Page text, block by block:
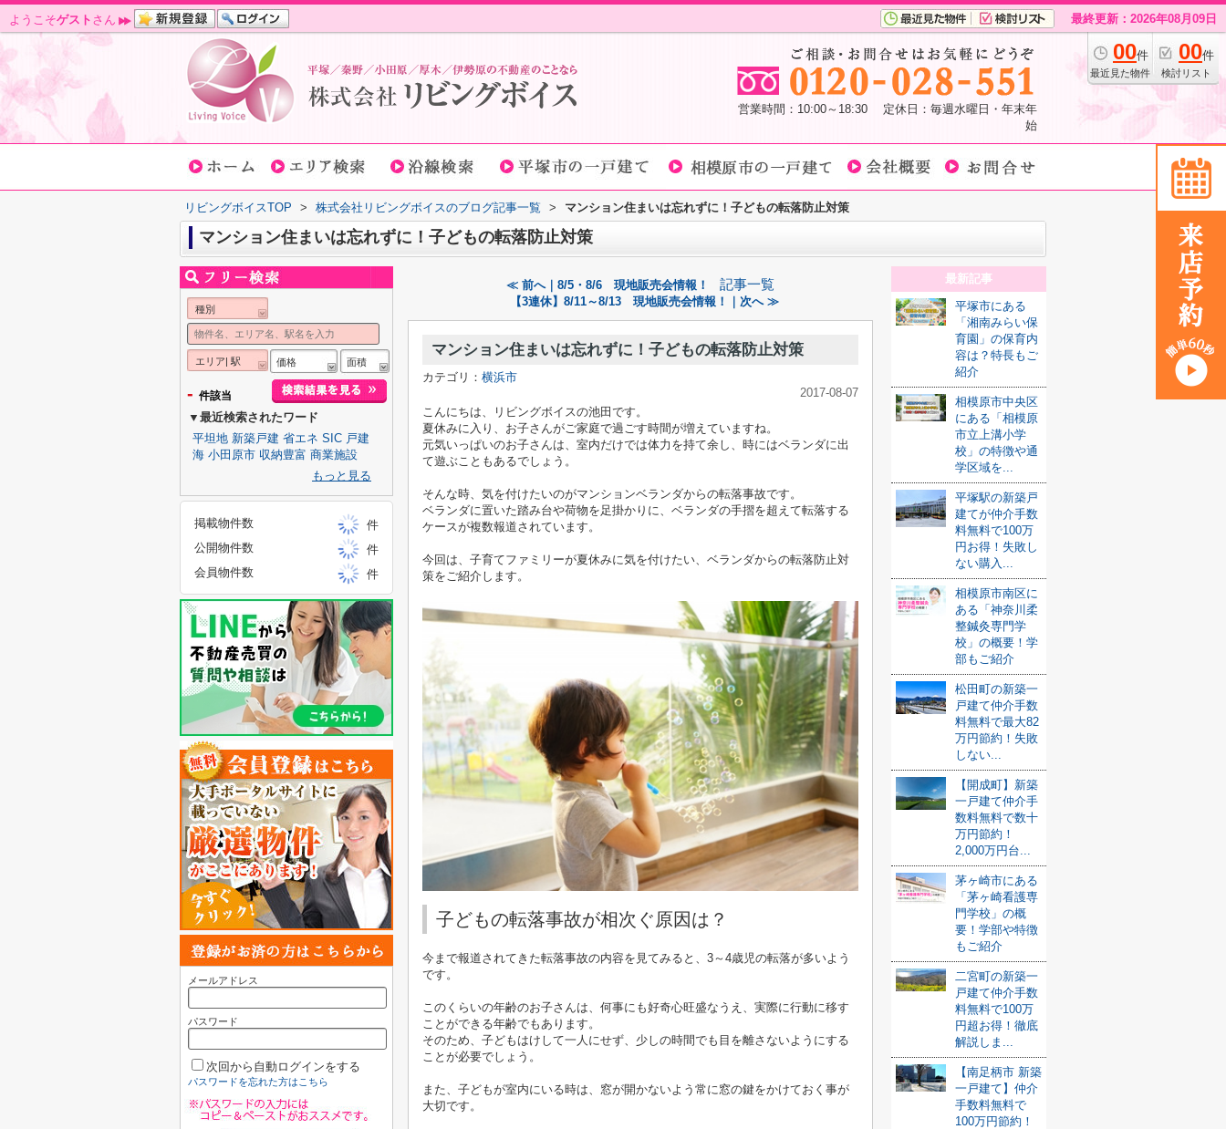
ようこそゲスト さん 最終更新：2026年08月09日
00件
最近見た物件
00件
検討リスト
営業時間：10:00～18:30 定休日：毎週水曜日・年末年
始
リビングボイスTOP > 株式会社リビングボイスのブログ記事一覧 > マンション住まいは忘れずに！子どもの転落防止対策
マンション住まいは忘れずに！子どもの転落防止対策
≪ 前へ｜8/5・8/6 現地販売会情報！ 記事一覧
【3連休】8/11～8/13 現地販売会情報！｜次へ ≫
マンション住まいは忘れずに！子どもの転落防止対策
カテゴリ： 横浜市
2017-08-07
こんにちは、リビングボイスの池田です。
夏休みに入り、お子さんがご家庭で過ごす時間が増えていますね。
元気いっぱいのお子さんは、室内だけでは体力を持て余し、時にはベランダに出
て遊ぶこともあるでしょう。
そんな時、気を付けたいのがマンションベランダからの転落事故です。
ベランダに置いた踏み台や荷物を足掛かりに、ベランダの手摺を超えて転落する
ケースが複数報道されています。
今回は、子育てファミリーが夏休みに気を付けたい、ベランダからの転落防止対
策をご紹介します。
子どもの転落事故が相次ぐ原因は？
今まで報道されてきた転落事故の内容を見てみると、 3～ 4歳児の転落が多いよう
です。
このくらいの年齢のお子さんは、何事にも好奇心旺盛なうえ、実際に行動に移す
ことができる年齢でもあります。
そのため、子どもはけして一人にせず、少しの時間でも目を離さないようにする
ことが必要でしょう。
また、子どもが室内にいる時は、窓が開かないよう常に窓の鍵をかけておく事が
大切です。
最新記事
平塚市にある
「湘南みらい保
育園」の保育内
容は？特長もご
紹介
相模原市中央区
にある「相模原
市立上溝小学
校」の特徴や通
学区域を...
平塚駅の新築戸
建てが仲介手数
料無料で100万
円お得！失敗し
ない購入...
相模原市南区に
ある「神奈川柔
整鍼灸専門学
校」の概要！学
部もご紹介
松田町の新築一
戸建て仲介手数
料無料で最大82
万円節約！失敗
しない...
【開成町】新築
一戸建て仲介手
数料無料で数十
万円節約！
2,000万円台...
茅ヶ崎市にある
「茅ヶ崎看護専
門学校」の概
要！学部や特徴
もご紹介
二宮町の新築一
戸建て仲介手数
料無料で100万
円超お得！徹底
解説しま...
【南足柄市 新築
一戸建て】仲介
手数料無料で
100万円節約！
種別
エリア| 駅 価格 面積
- 件該当
▼最近検索されたワード
平坦地 新築戸建 省エネ SIC 戸建
海 小田原市 収納豊富 商業施設
もっと見る
掲載物件数
件
公開物件数
件
会員物件数
件
メールアドレス
パスワード
次回から自動ログインをする
パスワードを忘れた方はこちら